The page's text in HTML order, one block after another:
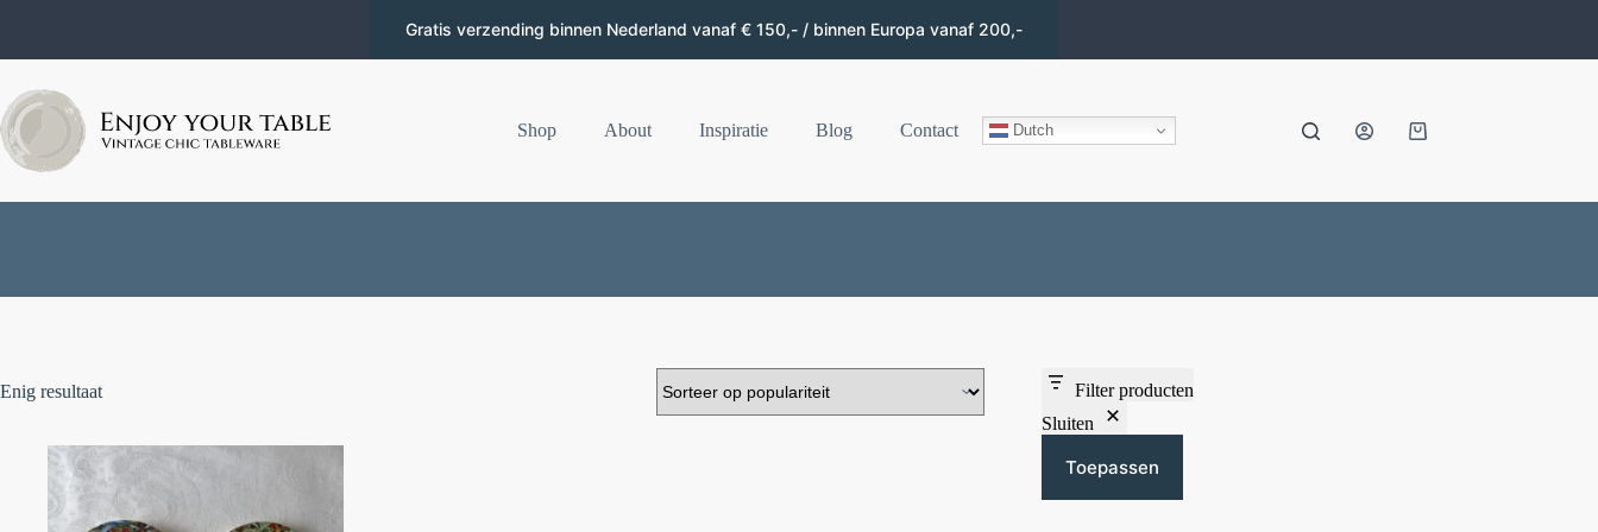
Gratis verzending binnen Nederland vanaf € 150,- / binnen Europa vanaf 200,-
Shop About Inspiratie Blog Contact Dutch
Enig resultaat
Filter producten
Sluiten
Toepassen